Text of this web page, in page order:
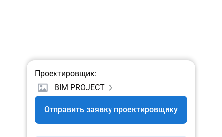
Проектировщик:
BIM PROJECT
Отправить заявку проектировщику